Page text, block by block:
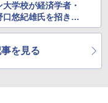
大学校が経済学者・
口悠紀雄氏を招き特
講演開催
を見る